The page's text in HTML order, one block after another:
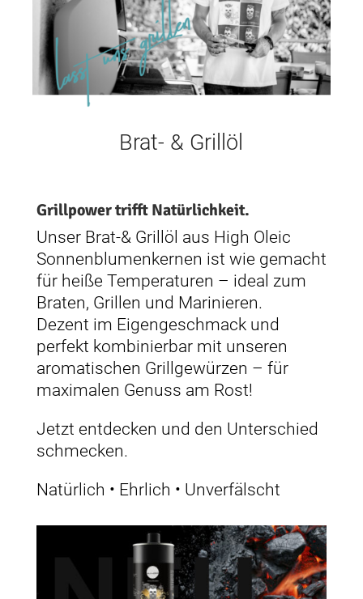
Brat- & Grillöl
Grillpower trifft Natürlichkeit.
Unser Brat-& Grillöl aus High Oleic
Sonnenblumenkernen ist wie gemacht
für heiße Temperaturen – ideal zum
Braten, Grillen und Marinieren.
Dezent im Eigengeschmack und
perfekt kombinierbar mit unseren
aromatischen Grillgewürzen – für
maximalen Genuss am Rost!
Jetzt entdecken und den Unterschied
schmecken.
Natürlich • Ehrlich • Unverfälscht